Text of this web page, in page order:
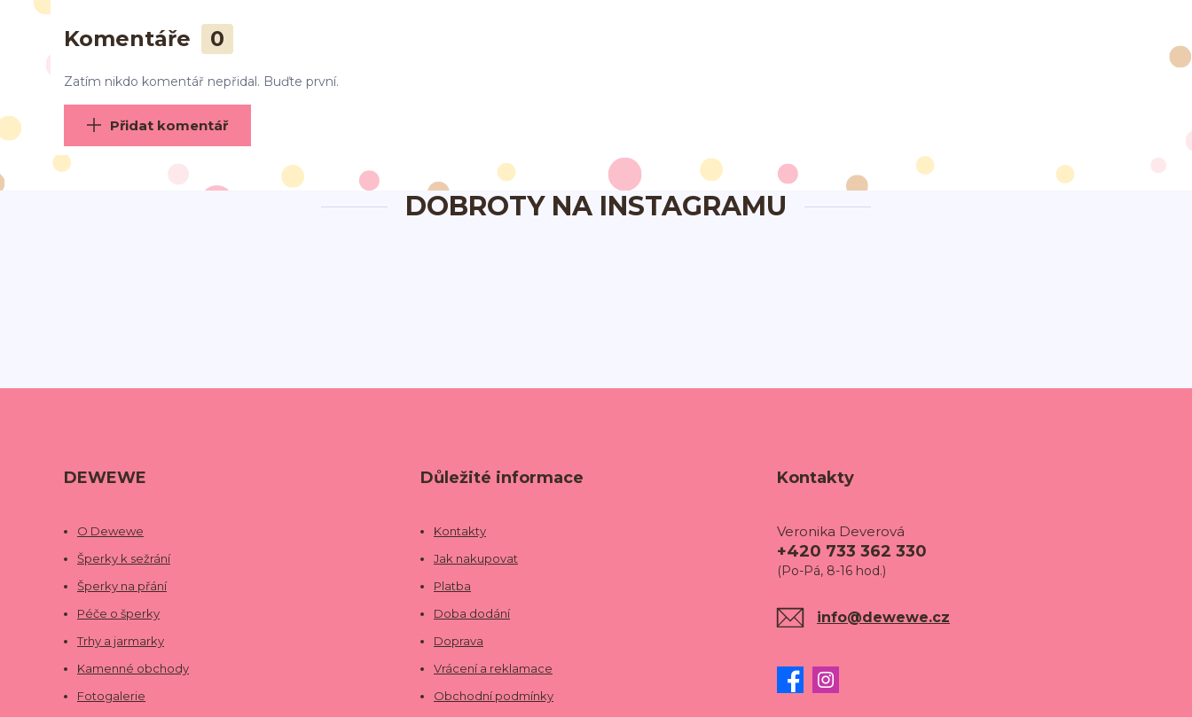
Komentáře 0
Zatím nikdo komentář nepřidal. Buďte první.
Přidat komentář
DOBROTY NA INSTAGRAMU
DEWEWE
O Dewewe
Šperky k sežrání
Šperky na přání
Péče o šperky
Trhy a jarmarky
Kamenné obchody
Fotogalerie
Důležité informace
Kontakty
Jak nakupovat
Platba
Doba dodání
Doprava
Vrácení a reklamace
Obchodní podmínky
Kontakty
Veronika Deverová
+420 733 362 330
(Po-Pá, 8-16 hod.)
info@dewewe.cz